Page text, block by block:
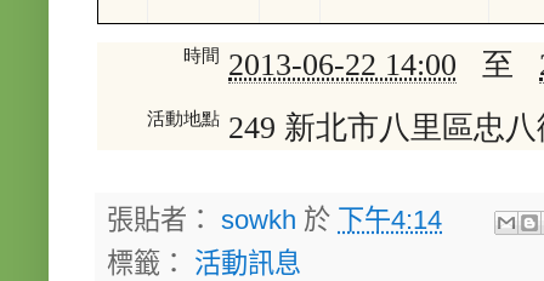
時間 2013-06-22 14:00 至
活動地點 249 新北市八里區忠
張貼者： sowkh 於
下午4:14
標籤： 活動訊息